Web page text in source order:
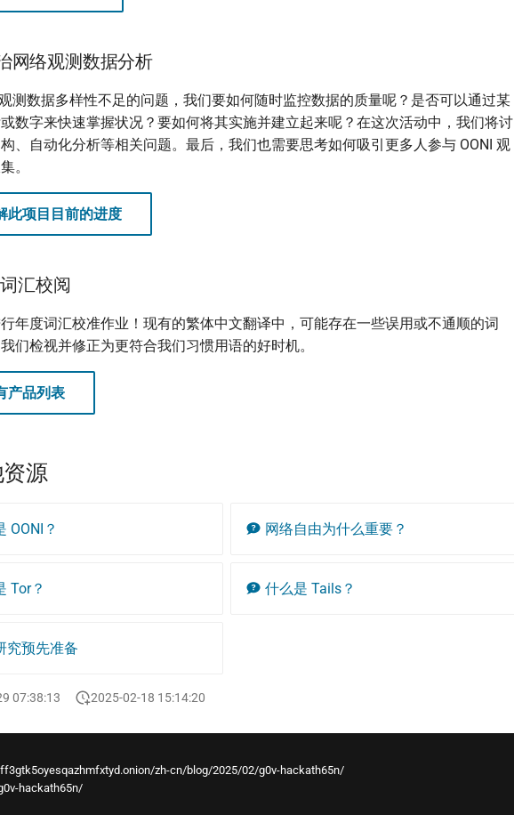
网络观测数据分析
测数据多样性不足的问题，我们要如何随时监控数据的质量呢？是否可以通过某
数字来快速掌握状况？要如何将其实施并建立起来呢？在这次活动中，我们将讨
、自动化分析等相关问题。最后，我们也需要思考如何吸引更多人参与 OONI 观
。
此项目目前的进度
汇校阅
年度词汇校准作业！现有的繁体中文翻译中，可能存在一些误用或不通顺的词
们检视并修正为更符合我们习惯用语的好时机。
产品列表
源
OONI？ 网络自由为什么重要？
Tor？ 什么是 Tails？
究预先准备
07:38:13 2025-02-18 15:14:20
zh-cn/blog/2025/02/g0v-hackath65n/
hackath65n/